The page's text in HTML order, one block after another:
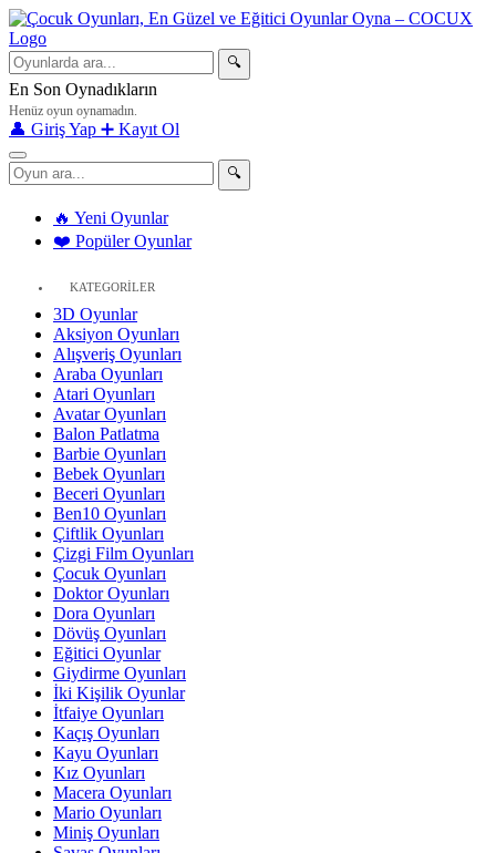
🔍
En Son Oynadıkların
Henüz oyun oynamadın.
👤 Giriş Yap ➕ Kayıt Ol
🔍
🔥 Yeni Oyunlar
❤️ Popüler Oyunlar
KATEGORİLER
3D Oyunlar
Aksiyon Oyunları
Alışveriş Oyunları
Araba Oyunları
Atari Oyunları
Avatar Oyunları
Balon Patlatma
Barbie Oyunları
Bebek Oyunları
Beceri Oyunları
Ben10 Oyunları
Çiftlik Oyunları
Çizgi Film Oyunları
Çocuk Oyunları
Doktor Oyunları
Dora Oyunları
Dövüş Oyunları
Eğitici Oyunlar
Giydirme Oyunları
İki Kişilik Oyunlar
İtfaiye Oyunları
Kaçış Oyunları
Kayu Oyunları
Kız Oyunları
Macera Oyunları
Mario Oyunları
Miniş Oyunları